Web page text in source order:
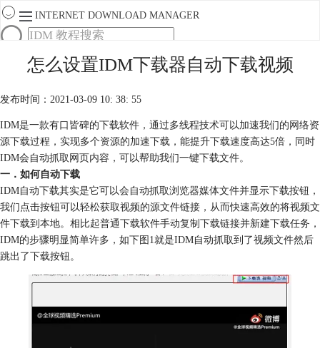
INTERNET DOWNLOAD MANAGER
服务
购买
怎么设置IDM下载器自动下载视频
发布时间：2021-03-09 10: 38: 55
IDM是一款有口皆碑的下载软件，通过多线程技术可以加速我们的网络资
源下载过程，实现多个资源的加速下载，能提升下载速度高达5倍，同时
IDM会自动抓取网页内容，可以帮助我们一键下载文件。
一．如何自动下载
IDM自动下载其实是它可以会自动抓取浏览器媒体文件并显示下载按钮，
我们点击按钮可以轻松获取视频的源文件链接，从而快速高效的将视频文
件下载到本地。相比起普通下载软件手动复制下载链接并新建下载任务，
IDM的步骤明显简单许多，如下图1就是IDM自动抓取到了视频文件然后
跳出了下载按钮。